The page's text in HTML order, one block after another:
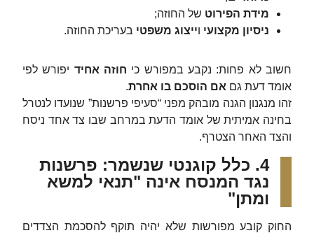
מידת הפירוט של החוזה;
ניסיון מקצועי וייצוג משפטי בעריכת החוזה.
חשוב לא פחות: נקבע במפורש כי חוזה אחיד יפורש לפי
אומד דעת גם אם הוסכם בו אחרת.
זהו מנגנון הגנה מובהק מפני “סעיפי פרשנות” שנועדו לנטרל
בחינה אמיתית של אומד הדעת במרחב שבו צד אחד ניסח
והצד האחר הצטרף.
4. כלל קוגנטי שנשמר: פרשנות
נגד המנסח אינה "תנאי למשא
ומתן"
החוק קובע מפורשות שלא יהיה תוקף להסכמת הצדדים